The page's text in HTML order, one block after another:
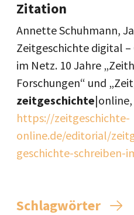
Zitation
Annette Schuhmann,
Zeitgeschichte digital –
im Netz. 10 Jahre
Forschungen“ und
zeitgeschichte|online,
https://zeitgeschichte-
online.de/editorial/
geschichte-schreiben-
Schlagwörter